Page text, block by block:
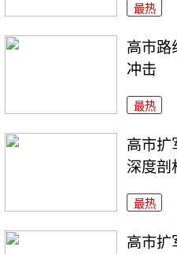
最热
高市路
冲击
最热
高市扩
深度剖
最热
高市扩